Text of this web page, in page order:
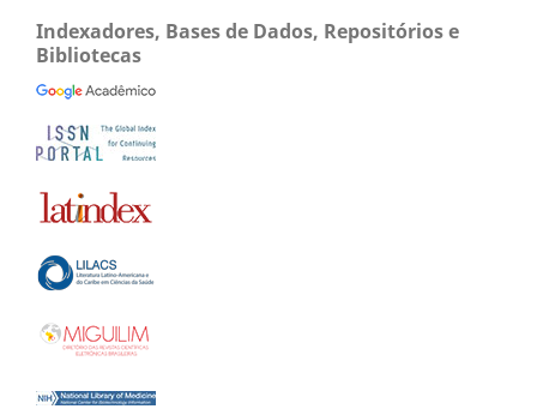
Indexadores, Bases de Dados, Repositórios e
Bibliotecas